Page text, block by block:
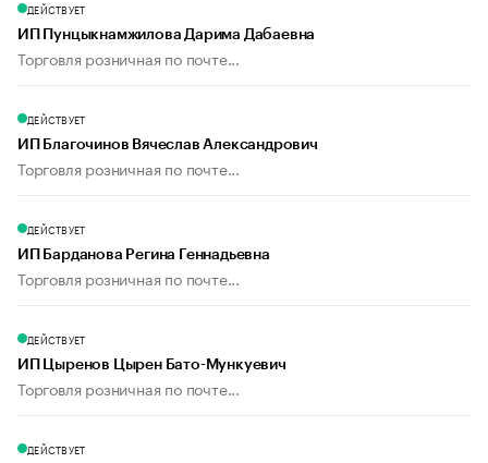
ДЕЙСТВУЕТ
ИП Пунцыкнамжилова Дарима Дабаевна
Торговля розничная по почте...
ДЕЙСТВУЕТ
ИП Благочинов Вячеслав Александрович
Торговля розничная по почте...
ДЕЙСТВУЕТ
ИП Барданова Регина Геннадьевна
Торговля розничная по почте...
ДЕЙСТВУЕТ
ИП Цыренов Цырен Бато-Мункуевич
Торговля розничная по почте...
ДЕЙСТВУЕТ